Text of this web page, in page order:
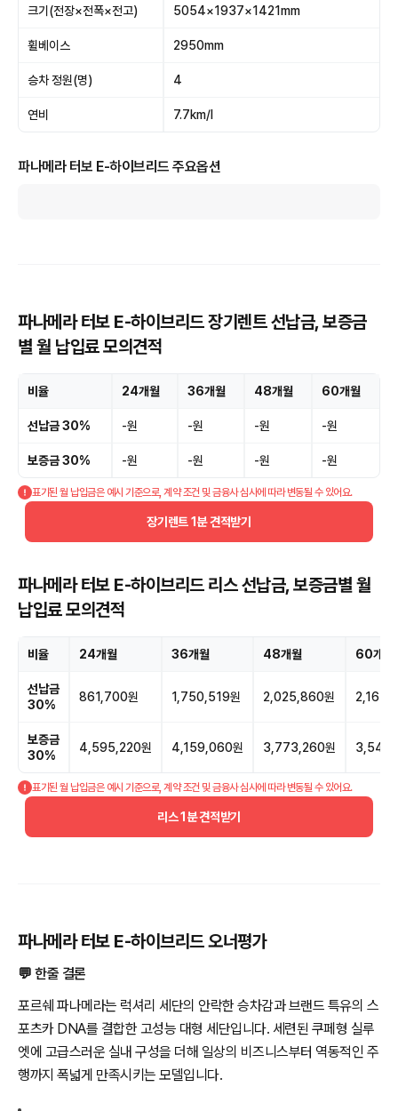
크기(전장×전폭×전고) 5054×1937×1421mm
휠베이스 2950mm
승차 정원(명) 4
연비 7.7km/l
파나메라 터보 E-하이브리드 주요옵션
파나메라 터보 E-하이브리드 장기렌트 선납금, 보증금
별 월 납입료 모의견적
비율 24개월 36개월 48개월 60개월
선납금 30% -원 -원 -원 -원
보증금 30% -원 -원 -원 -원
표기된 월 납입금은 예시 기준으로, 계약 조건 및 금융사 심사에 따라 변동될 수 있어요.
장기렌트 1분 견적받기
파나메라 터보 E-하이브리드 리스 선납금, 보증금별 월
납입료 모의견적
비율 24개월 36개월 48개월 60개월
선납금
30%
861,700원 1,750,519원 2,025,860원
보증금
30%
4,595,220원 4,159,060원 3,773,260원
표기된 월 납입금은 예시 기준으로, 계약 조건 및 금융사 심사에 따라 변동될 수 있어요.
리스 1분 견적받기
파나메라 터보 E-하이브리드 오너평가
💬 한줄 결론
포르쉐 파나메라는 럭셔리 세단의 안락한 승차감과 브랜드 특유의 스
포츠카 DNA를 결합한 고성능 대형 세단입니다. 세련된 쿠페형 실루
엣에 고급스러운 실내 구성을 더해 일상의 비즈니스부터 역동적인 주
행까지 폭넓게 만족시키는 모델입니다.